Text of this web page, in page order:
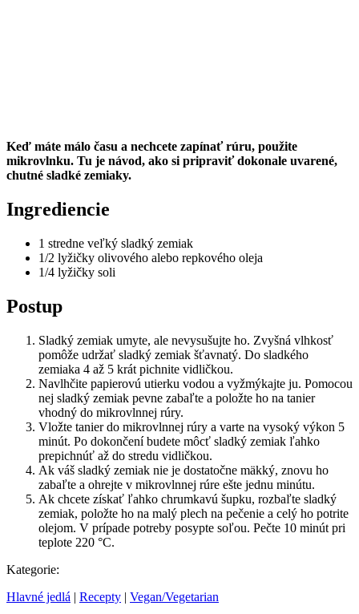
Keď máte málo času a nechcete zapínať rúru, použite
mikrovlnku. Tu je návod, ako si pripraviť dokonale uvarené,
chutné sladké zemiaky.
Ingrediencie
1 stredne veľký sladký zemiak
1/2 lyžičky olivového alebo repkového oleja
1/4 lyžičky soli
Postup
Sladký zemiak umyte, ale nevysušujte ho. Zvyšná vlhkosť
pomôže udržať sladký zemiak šťavnatý. Do sladkého
zemiaka 4 až 5 krát pichnite vidličkou.
Navlhčite papierovú utierku vodou a vyžmýkajte ju. Pomocou
nej sladký zemiak pevne zabaľte a položte ho na tanier
vhodný do mikrovlnnej rúry.
Vložte tanier do mikrovlnnej rúry a varte na vysoký výkon 5
minút. Po dokončení budete môcť sladký zemiak ľahko
prepichnúť až do stredu vidličkou.
Ak váš sladký zemiak nie je dostatočne mäkký, znovu ho
zabaľte a ohrejte v mikrovlnnej rúre ešte jednu minútu.
Ak chcete získať ľahko chrumkavú šupku, rozbaľte sladký
zemiak, položte ho na malý plech na pečenie a celý ho potrite
olejom. V prípade potreby posypte soľou. Pečte 10 minút pri
teplote 220 °C.
Kategorie:
Hlavné jedlá | Recepty | Vegan/Vegetarian